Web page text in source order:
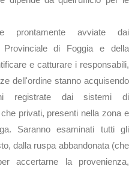
prontamente avviate dai
di Foggia e della
e catturare i responsabili,
dell'ordine stanno acquisendo
registrate dai sistemi di
privati, presenti nella zona e
Saranno esaminati tutti gli
dalla ruspa abbandonata (che
accertarne la provenienza,